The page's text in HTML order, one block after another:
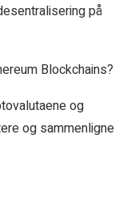
på
Blockchains?
og
og sammenligne